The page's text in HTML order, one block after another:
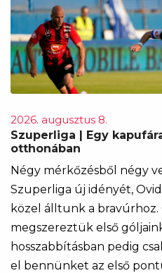
2026. augusztus 8.
Szuperliga | Egy
otthonában
Négy mérkőzésből négy
Szuperliga új idényét,
közel álltunk a bravúrhoz.
megszereztük első
hosszabbításban pedig
el bennünket az első